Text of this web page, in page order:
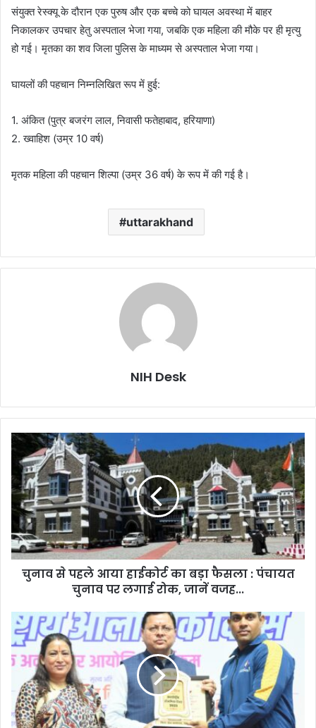
संयुक्त रेस्क्यू के दौरान एक पुरुष और एक बच्चे को घायल अवस्था में बाहर
निकालकर उपचार हेतु अस्पताल भेजा गया, जबकि एक महिला की मौके पर ही मृत्यु
हो गई। मृतका का शव जिला पुलिस के माध्यम से अस्पताल भेजा गया।
घायलों की पहचान निम्नलिखित रूप में हुई:
1. अंकित (पुत्र बजरंग लाल, निवासी फतेहाबाद, हरियाणा)
2. ख्वाहिश (उम्र 10 वर्ष)
मृतक महिला की पहचान शिल्पा (उम्र 36 वर्ष) के रूप में की गई है।
uttarakhand
NIH Desk
चुनाव
से
पहले
आया
हाईकोर्ट
का
बड़ा
फैसला
:
पंचायत
लगाई
रोक,
जानें
वजह...
चुनाव से पहले आया हाईकोर्ट का बड़ा फैसला : पंचायत
चुनाव पर लगाई रोक, जानें वजह...
सीएम
धामी
और
मंत्री
आर्या
ने
प्रदेश